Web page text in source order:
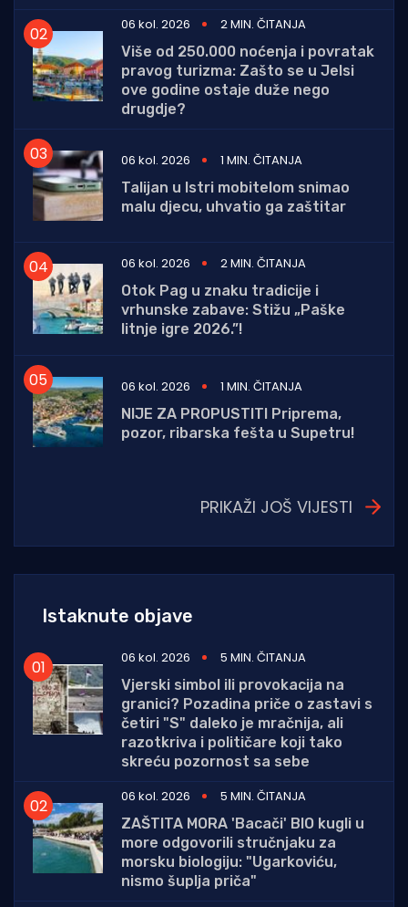
06 kol. 2026
2 MIN. ČITANJA
Više od 250.000 noćenja i povratak
pravog turizma: Zašto se u Jelsi
ove godine ostaje duže nego
drugdje?
06 kol. 2026
1 MIN. ČITANJA
Talijan u Istri mobitelom snimao
malu djecu, uhvatio ga zaštitar
06 kol. 2026
2 MIN. ČITANJA
Otok Pag u znaku tradicije i
vrhunske zabave: Stižu „Paške
litnje igre 2026.”!
06 kol. 2026
1 MIN. ČITANJA
NIJE ZA PROPUSTITI Priprema,
pozor, ribarska fešta u Supetru!
PRIKAŽI JOŠ VIJESTI
Istaknute objave
06 kol. 2026
5 MIN. ČITANJA
Vjerski simbol ili provokacija na
granici? Pozadina priče o zastavi s
četiri "S" daleko je mračnija, ali
razotkriva i političare koji tako
skreću pozornost sa sebe
06 kol. 2026
5 MIN. ČITANJA
ZAŠTITA MORA 'Bacači' BIO kugli u
more odgovorili stručnjaku za
morsku biologiju: "Ugarkoviću,
nismo šuplja priča"